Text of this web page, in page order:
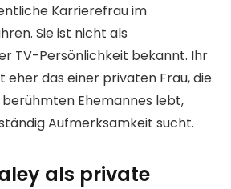
Karrierefrau im
Sie ist nicht als
TV-Persönlichkeit bekannt. Ihr
eher das einer privaten Frau, die
Ehemannes lebt,
Aufmerksamkeit sucht.
als private